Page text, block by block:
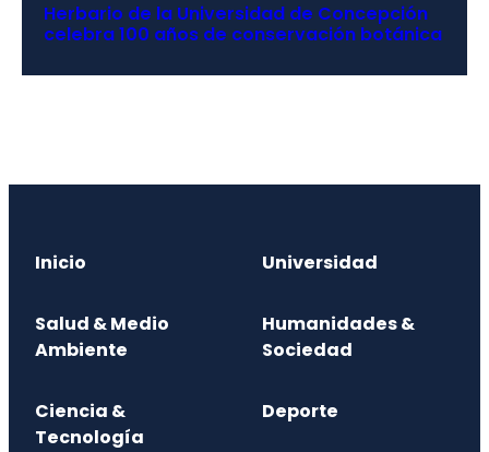
Herbario de la Universidad de Concepción
celebra 100 años de conservación botánica
Inicio Universidad
Salud & Medio
Ambiente
Humanidades &
Sociedad
Ciencia &
Tecnología
Deporte